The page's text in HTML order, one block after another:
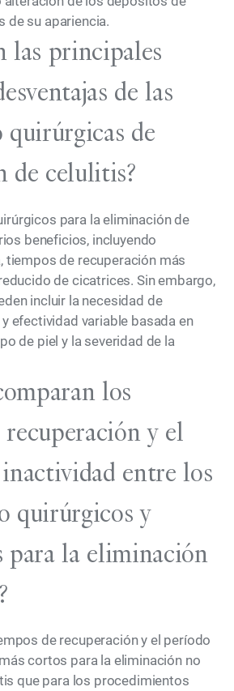
de su apariencia.
las principales
de las
quirúrgicas de
de celulitis?
para la eliminación de
beneficios, incluyendo
tiempos de recuperación más
de cicatrices. Sin embargo,
incluir la necesidad de
efectividad variable basada en
de piel y la severidad de la
los
y el
entre los
quirúrgicos y
para la eliminación
de recuperación y el período
cortos para la eliminación no
que para los procedimientos